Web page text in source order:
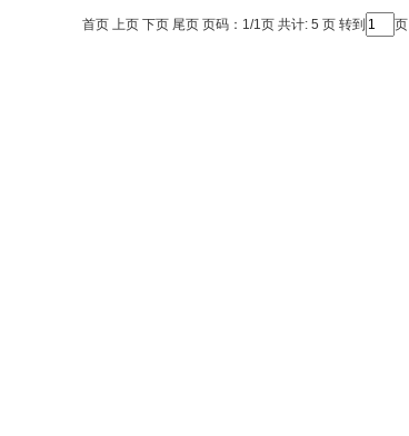
首页 上页 下页 尾页 页码：1/1页 共计: 5 页 转到 页